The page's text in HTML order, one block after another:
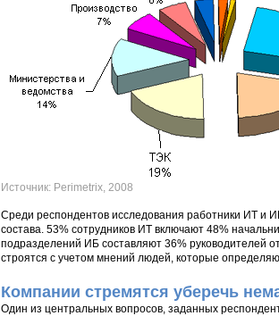
Источник: Perimetrix, 2008
Среди респондентов исследования работники ИТ и
состава. 53% сотрудников ИТ включают 48%
подразделений ИБ составляют 36% руководителей
строятся с учетом мнений людей, которые
Компании стремятся уберечь
Один из центральных вопросов, заданных